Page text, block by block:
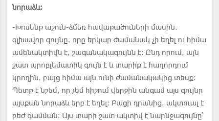
նորաձև:
-Խոսենք աշուն-ձմեռ հավաքածուների մասին.
գլխավոր գույնը, որը երկար ժամանակ չի եղել ու հիմա
ամենակտիվն է, շագանակագույնն է: Ընդ որում, այն
շատ պրոբլեմատիկ գույն է և տարիք է հաղորդում
կրողին, բայց հիմա այն ունի ժամանակակից տեսք:
Պետք է նշեմ, որ չեմ հիշում վերջին անգամ այս գույնը
այսքան նորաձև երբ է եղել: Բացի դրանից, ակտուալ է
բեժ գամման: Այս տարի շատ ակտիվ է նարնջագույնը՝